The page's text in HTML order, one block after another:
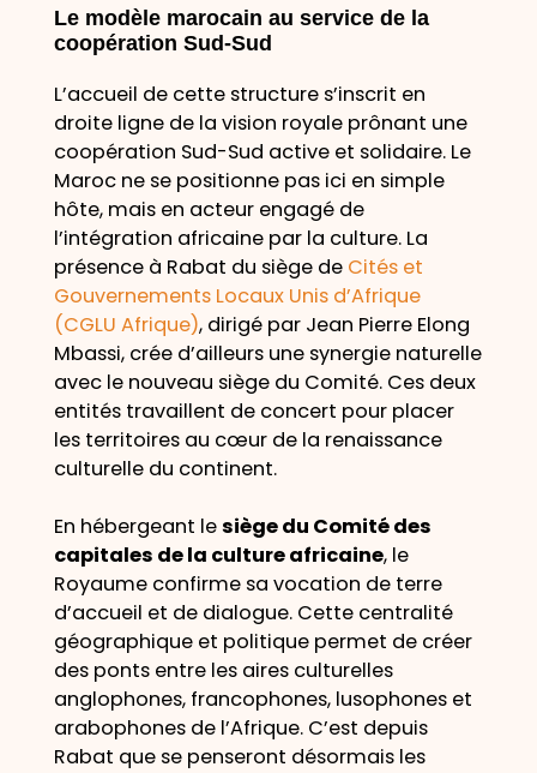
Le modèle marocain au service de la
coopération Sud-Sud
L’accueil de cette structure s’inscrit en
droite ligne de la vision royale prônant une
coopération Sud-Sud active et solidaire. Le
Maroc ne se positionne pas ici en simple
hôte, mais en acteur engagé de
l’intégration africaine par la culture. La
présence à Rabat du siège de Cités et
Gouvernements Locaux Unis d’Afrique
(CGLU Afrique), dirigé par Jean Pierre Elong
Mbassi, crée d’ailleurs une synergie naturelle
avec le nouveau siège du Comité. Ces deux
entités travaillent de concert pour placer
les territoires au cœur de la renaissance
culturelle du continent.
En hébergeant lesiège du Comité des
capitales de la culture africaine, le
Royaume confirme sa vocation de terre
d’accueil et de dialogue. Cette centralité
géographique et politique permet de créer
des ponts entre les aires culturelles
anglophones, francophones, lusophones et
arabophones de l’Afrique. C’est depuis
Rabat que se penseront désormais les